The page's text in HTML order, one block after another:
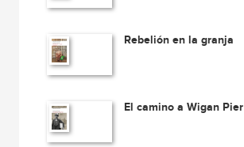
Rebelión en la granja
El camino a Wigan Pier